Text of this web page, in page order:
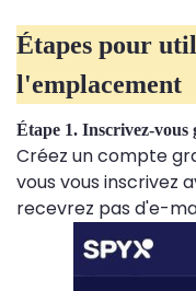
Étapes pour
l'emplacement
Étape 1. Inscrivez-vous
Créez un compte
vous vous inscrivez
recevrez pas d'e-